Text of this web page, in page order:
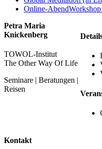
Online-
Petra Maria
Knickenberg
TOWOL-Institut
The Other Way Of Life
Seminare | Beratungen |
Reisen
Kontakt